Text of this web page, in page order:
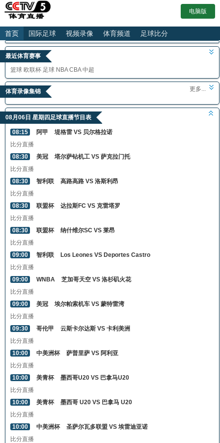
电脑版
首页 国际足球 视频录像 体育频道 足球比分
最近体育赛事
篮球 欧联杯 足球 NBA CBA 中超
体育录像集锦 更多...
08月06日 星期四足球直播节目表
08:15 阿甲
堤格雷 VS 贝尔格拉诺
比分直播
08:30
美冠
塔尔萨钻机工 VS 萨克拉门托
比分直播
08:30
智利联
高路高路 VS 洛斯利昂
比分直播
08:30
联盟杯
达拉斯FC VS 克雷塔罗
比分直播
08:30
联盟杯
纳什维尔SC VS 莱昂
比分直播
09:00
智利联
Los Leones VS Deportes Castro
比分直播
09:00
WNBA
芝加哥天空 VS 洛杉矶火花
比分直播
09:00
美冠
埃尔帕索机车 VS 蒙特雷湾
比分直播
09:30
哥伦甲
云斯卡尔达斯 VS 卡利美洲
比分直播
10:00
中美洲杯
萨普里萨 VS 阿利亚
比分直播
10:00
美青杯
墨西哥U20 VS 巴拿马U20
比分直播
10:00
美青杯
墨西哥 U20 VS 巴拿马 U20
比分直播
10:00
中美洲杯
圣萨尔瓦多联盟 VS 埃雷迪亚诺
比分直播